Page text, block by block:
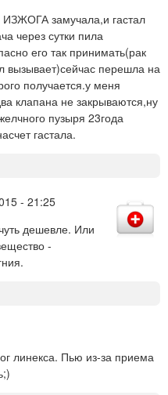
ИЗЖОГА замучала,и гастал
через сутки пила
его так принимать(рак
вызывает)сейчас перешла на
получается.у меня
клапана не закрываются,ну
пузыря 23года
гастала.
- 21:25
дешевле. Или
-
линекса. Пью из-за приема